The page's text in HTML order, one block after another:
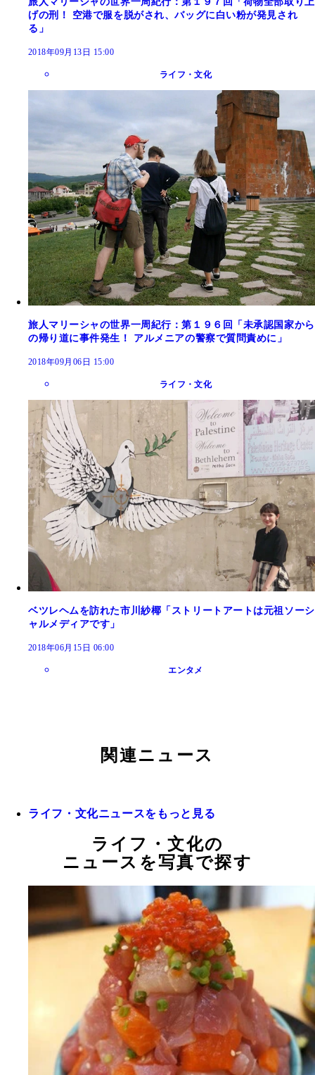
げの刑！ 空港で服を脱がされ、バッグに白い粉が発見され
る」
2018年09月13日 15:00
ライフ・文化
旅人マリーシャの世界一周紀行：第１９６回「未承認国家から
の帰り道に事件発生！ アルメニアの警察で質問責めに」
2018年09月06日 15:00
ライフ・文化
ベツレヘムを訪れた市川紗椰「ストリートアートは元祖ソーシ
ャルメディアです」
2018年06月15日 06:00
エンタメ
関連ニュース
ライフ・文化ニュースをもっと見る
ライフ・文化の
ニュースを写真で探す